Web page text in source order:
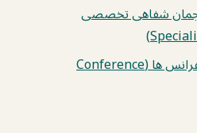
شفاهی تخصصی
ترجمه شفاهی کنفرانس ها (Conference